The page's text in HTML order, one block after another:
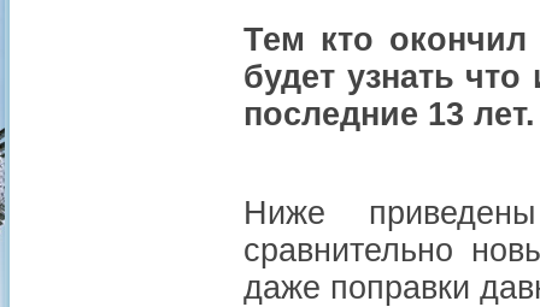
Тем кто окончил
будет узнать
последние 13
Ниже
сравнительно
даже поправки